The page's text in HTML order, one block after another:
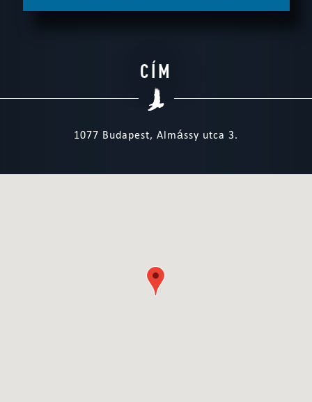
CÍM
1077 Budapest, Almássy utca 3.